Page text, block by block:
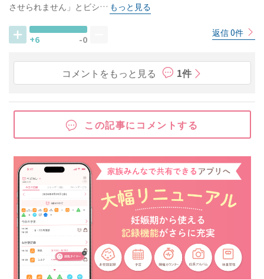
させられません」とビシ… もっと見る
+6 -0
返信 0件
コメントをもっと見る 1件
この記事にコメントする